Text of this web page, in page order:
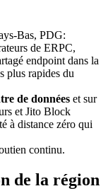
Bas, PDG:
de ERPC,
endpoint dans la
plus rapides du
de données et sur
et Jito Block
à distance zéro qui
continu.
de la région